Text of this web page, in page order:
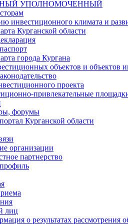
УПОЛНОМОЧЕННЫЙ
инвестиционного климата и
Курганской области
города Кургана
объектов и объектов
проекта
привлекательные
форумы
Курганской области
организации
партнерство
лиц
о результатах